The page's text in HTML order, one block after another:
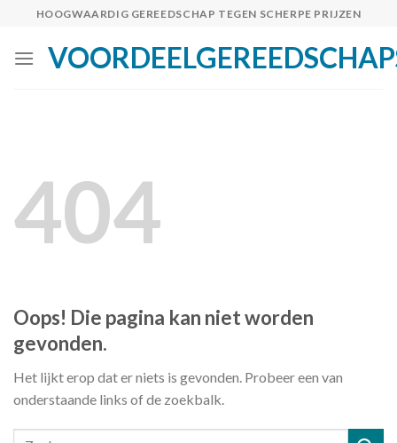
content
HOOGWAARDIG GEREEDSCHAP TEGEN SCHERPE PRIJZEN
404
Oops! Die pagina kan niet worden
gevonden.
Het lijkt erop dat er niets is gevonden. Probeer een van
onderstaande links of de zoekbalk.